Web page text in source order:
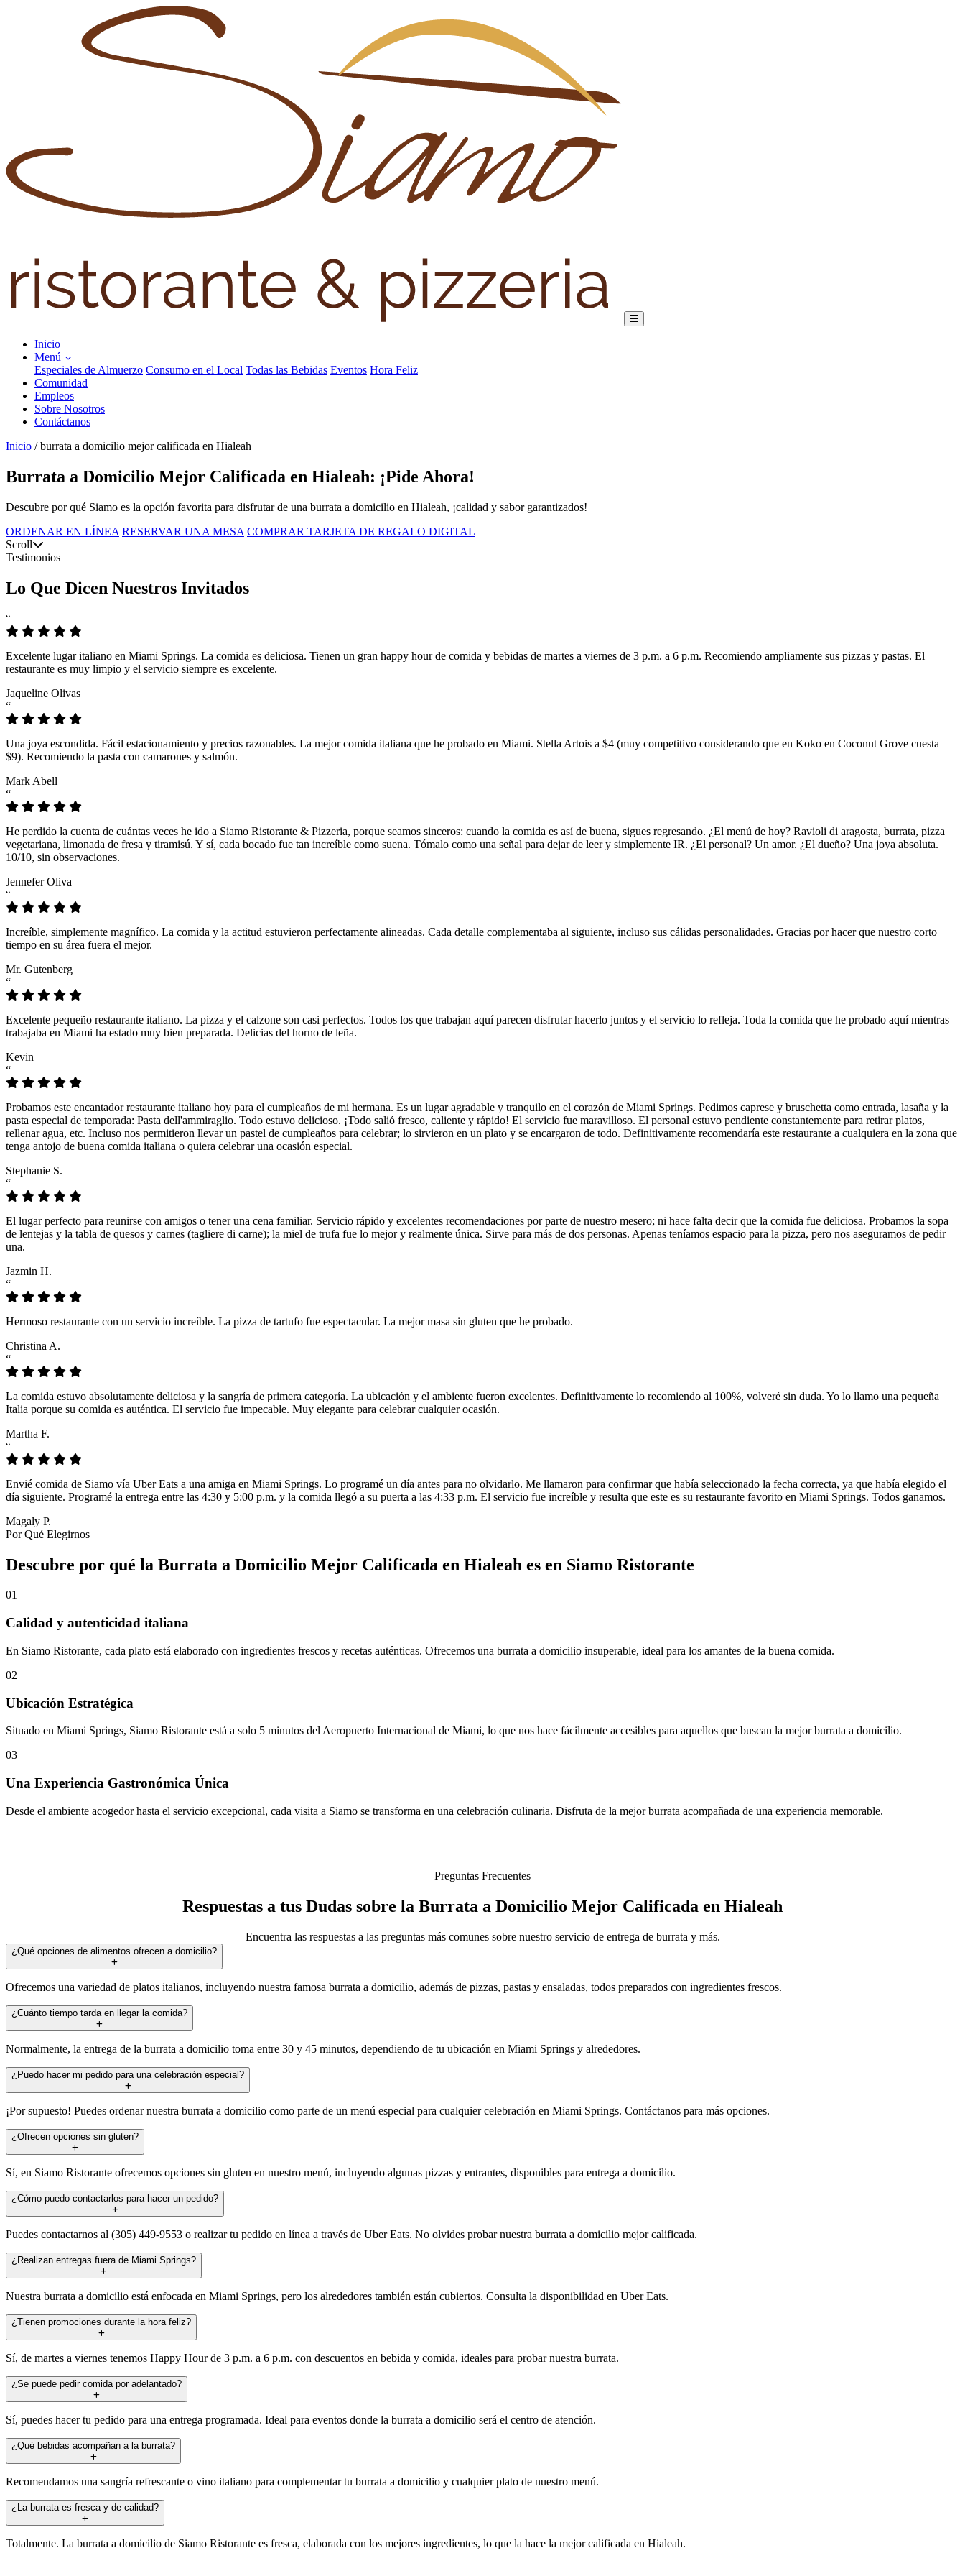
Inicio
Menú
Especiales de Almuerzo Consumo en el Local Todas las Bebidas Eventos Hora Feliz
Comunidad
Empleos
Sobre Nosotros
Contáctanos
Inicio / burrata a domicilio mejor calificada en Hialeah
Burrata a Domicilio Mejor Calificada en Hialeah: ¡Pide Ahora!
Descubre por qué Siamo es la opción favorita para disfrutar de una burrata a domicilio en Hialeah, ¡calidad y sabor garantizados!
ORDENAR EN LÍNEA RESERVAR UNA MESA COMPRAR TARJETA DE REGALO DIGITAL
Scroll
Testimonios
Lo Que Dicen Nuestros Invitados
“
Excelente lugar italiano en Miami Springs. La comida es deliciosa. Tienen un gran happy hour de comida y bebidas de martes a viernes de 3 p.m. a 6 p.m. Recomiendo ampliamente sus pizzas y pastas. El
restaurante es muy limpio y el servicio siempre es excelente.
Jaqueline Olivas
“
Una joya escondida. Fácil estacionamiento y precios razonables. La mejor comida italiana que he probado en Miami. Stella Artois a $4 (muy competitivo considerando que en Koko en Coconut Grove cuesta
$9). Recomiendo la pasta con camarones y salmón.
Mark Abell
“
He perdido la cuenta de cuántas veces he ido a Siamo Ristorante & Pizzeria, porque seamos sinceros: cuando la comida es así de buena, sigues regresando. ¿El menú de hoy? Ravioli di aragosta, burrata, pizza
vegetariana, limonada de fresa y tiramisú. Y sí, cada bocado fue tan increíble como suena. Tómalo como una señal para dejar de leer y simplemente IR. ¿El personal? Un amor. ¿El dueño? Una joya absoluta.
10/10, sin observaciones.
Jennefer Oliva
“
Increíble, simplemente magnífico. La comida y la actitud estuvieron perfectamente alineadas. Cada detalle complementaba al siguiente, incluso sus cálidas personalidades. Gracias por hacer que nuestro corto
tiempo en su área fuera el mejor.
Mr. Gutenberg
“
Excelente pequeño restaurante italiano. La pizza y el calzone son casi perfectos. Todos los que trabajan aquí parecen disfrutar hacerlo juntos y el servicio lo refleja. Toda la comida que he probado aquí mientras
trabajaba en Miami ha estado muy bien preparada. Delicias del horno de leña.
Kevin
“
Probamos este encantador restaurante italiano hoy para el cumpleaños de mi hermana. Es un lugar agradable y tranquilo en el corazón de Miami Springs. Pedimos caprese y bruschetta como entrada, lasaña y la
pasta especial de temporada: Pasta dell'ammiraglio. Todo estuvo delicioso. ¡Todo salió fresco, caliente y rápido! El servicio fue maravilloso. El personal estuvo pendiente constantemente para retirar platos,
rellenar agua, etc. Incluso nos permitieron llevar un pastel de cumpleaños para celebrar; lo sirvieron en un plato y se encargaron de todo. Definitivamente recomendaría este restaurante a cualquiera en la zona que
tenga antojo de buena comida italiana o quiera celebrar una ocasión especial.
Stephanie S.
“
El lugar perfecto para reunirse con amigos o tener una cena familiar. Servicio rápido y excelentes recomendaciones por parte de nuestro mesero; ni hace falta decir que la comida fue deliciosa. Probamos la sopa
de lentejas y la tabla de quesos y carnes (tagliere di carne); la miel de trufa fue lo mejor y realmente única. Sirve para más de dos personas. Apenas teníamos espacio para la pizza, pero nos aseguramos de pedir
una.
Jazmin H.
“
Hermoso restaurante con un servicio increíble. La pizza de tartufo fue espectacular. La mejor masa sin gluten que he probado.
Christina A.
“
La comida estuvo absolutamente deliciosa y la sangría de primera categoría. La ubicación y el ambiente fueron excelentes. Definitivamente lo recomiendo al 100%, volveré sin duda. Yo lo llamo una pequeña
Italia porque su comida es auténtica. El servicio fue impecable. Muy elegante para celebrar cualquier ocasión.
Martha F.
“
Envié comida de Siamo vía Uber Eats a una amiga en Miami Springs. Lo programé un día antes para no olvidarlo. Me llamaron para confirmar que había seleccionado la fecha correcta, ya que había elegido el
día siguiente. Programé la entrega entre las 4:30 y 5:00 p.m. y la comida llegó a su puerta a las 4:33 p.m. El servicio fue increíble y resulta que este es su restaurante favorito en Miami Springs. Todos ganamos.
Magaly P.
Por Qué Elegirnos
Descubre por qué la Burrata a Domicilio Mejor Calificada en Hialeah es en Siamo Ristorante
01
Calidad y autenticidad italiana
En Siamo Ristorante, cada plato está elaborado con ingredientes frescos y recetas auténticas. Ofrecemos una burrata a domicilio insuperable, ideal para los amantes de la buena comida.
02
Ubicación Estratégica
Situado en Miami Springs, Siamo Ristorante está a solo 5 minutos del Aeropuerto Internacional de Miami, lo que nos hace fácilmente accesibles para aquellos que buscan la mejor burrata a domicilio.
03
Una Experiencia Gastronómica Única
Desde el ambiente acogedor hasta el servicio excepcional, cada visita a Siamo se transforma en una celebración culinaria. Disfruta de la mejor burrata acompañada de una experiencia memorable.
Preguntas Frecuentes
Respuestas a tus Dudas sobre la Burrata a Domicilio Mejor Calificada en Hialeah
Encuentra las respuestas a las preguntas más comunes sobre nuestro servicio de entrega de burrata y más.
¿Qué opciones de alimentos ofrecen a domicilio?
Ofrecemos una variedad de platos italianos, incluyendo nuestra famosa burrata a domicilio, además de pizzas, pastas y ensaladas, todos preparados con ingredientes frescos.
¿Cuánto tiempo tarda en llegar la comida?
Normalmente, la entrega de la burrata a domicilio toma entre 30 y 45 minutos, dependiendo de tu ubicación en Miami Springs y alrededores.
¿Puedo hacer mi pedido para una celebración especial?
¡Por supuesto! Puedes ordenar nuestra burrata a domicilio como parte de un menú especial para cualquier celebración en Miami Springs. Contáctanos para más opciones.
¿Ofrecen opciones sin gluten?
Sí, en Siamo Ristorante ofrecemos opciones sin gluten en nuestro menú, incluyendo algunas pizzas y entrantes, disponibles para entrega a domicilio.
¿Cómo puedo contactarlos para hacer un pedido?
Puedes contactarnos al (305) 449-9553 o realizar tu pedido en línea a través de Uber Eats. No olvides probar nuestra burrata a domicilio mejor calificada.
¿Realizan entregas fuera de Miami Springs?
Nuestra burrata a domicilio está enfocada en Miami Springs, pero los alrededores también están cubiertos. Consulta la disponibilidad en Uber Eats.
¿Tienen promociones durante la hora feliz?
Sí, de martes a viernes tenemos Happy Hour de 3 p.m. a 6 p.m. con descuentos en bebida y comida, ideales para probar nuestra burrata.
¿Se puede pedir comida por adelantado?
Sí, puedes hacer tu pedido para una entrega programada. Ideal para eventos donde la burrata a domicilio será el centro de atención.
¿Qué bebidas acompañan a la burrata?
Recomendamos una sangría refrescante o vino italiano para complementar tu burrata a domicilio y cualquier plato de nuestro menú.
¿La burrata es fresca y de calidad?
Totalmente. La burrata a domicilio de Siamo Ristorante es fresca, elaborada con los mejores ingredientes, lo que la hace la mejor calificada en Hialeah.